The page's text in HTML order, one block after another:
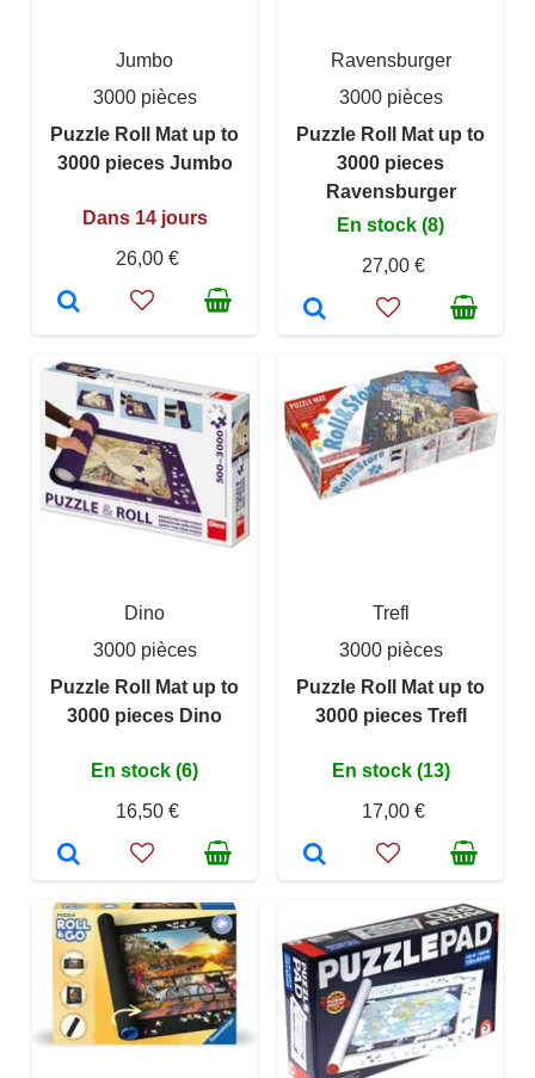
Jumbo
3000 pièces
Puzzle Roll Mat up to
3000 pieces Jumbo
Dans 14 jours
26,00 €
Ravensburger
3000 pièces
Puzzle Roll Mat up to
3000 pieces
Ravensburger
En stock (8)
27,00 €
Dino
3000 pièces
Puzzle Roll Mat up to
3000 pieces Dino
En stock (6)
16,50 €
Trefl
3000 pièces
Puzzle Roll Mat up to
3000 pieces Trefl
En stock (13)
17,00 €